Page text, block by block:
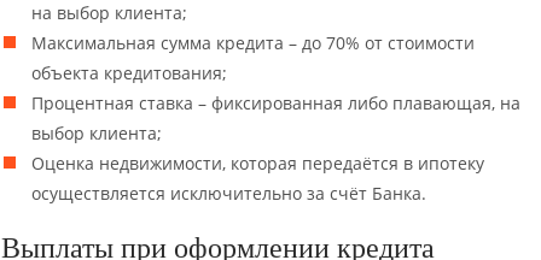
на выбор клиента;
Максимальная сумма кредита – до 70% от стоимости
объекта кредитования;
Процентная ставка – фиксированная либо плавающая, на
выбор клиента;
Оценка недвижимости, которая передаётся в ипотеку
осуществляется исключительно за счёт Банка.
Выплаты при оформлении кредита